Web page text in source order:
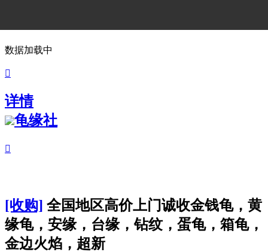
数据加载中

详情
龟缘社

[收购] 全国地区高价上门诚收金钱龟，黄
缘龟，安缘，台缘，钻纹，蛋龟，箱龟，
金边火焰，超新